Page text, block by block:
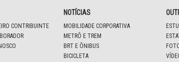
CONTRIBUINTE
NOTÍCIAS
MOBILIDADE CORPORATIVA
METRÔ E TREM
BRT E ÔNIBUS
BICICLETA